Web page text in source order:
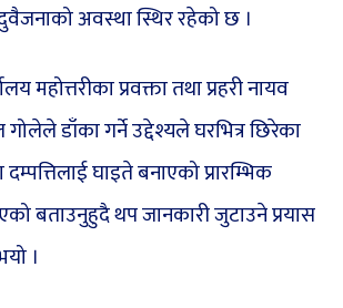
अवस्था स्थिर रहेको छ ।
महोत्तरीका प्रवक्ता तथा प्रहरी नायव
डाँका गर्ने उद्देश्यले घरभित्र छिरेका
घाइते बनाएको प्रारम्भिक
बताउनुहुदै थप जानकारी जुटाउने प्रयास
।